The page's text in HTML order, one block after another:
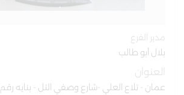
مدير الفرع
بلال أبو طالب
العنوان
عمان - تلاع العلي -شارع وصفي التل - بنايه رقم 27